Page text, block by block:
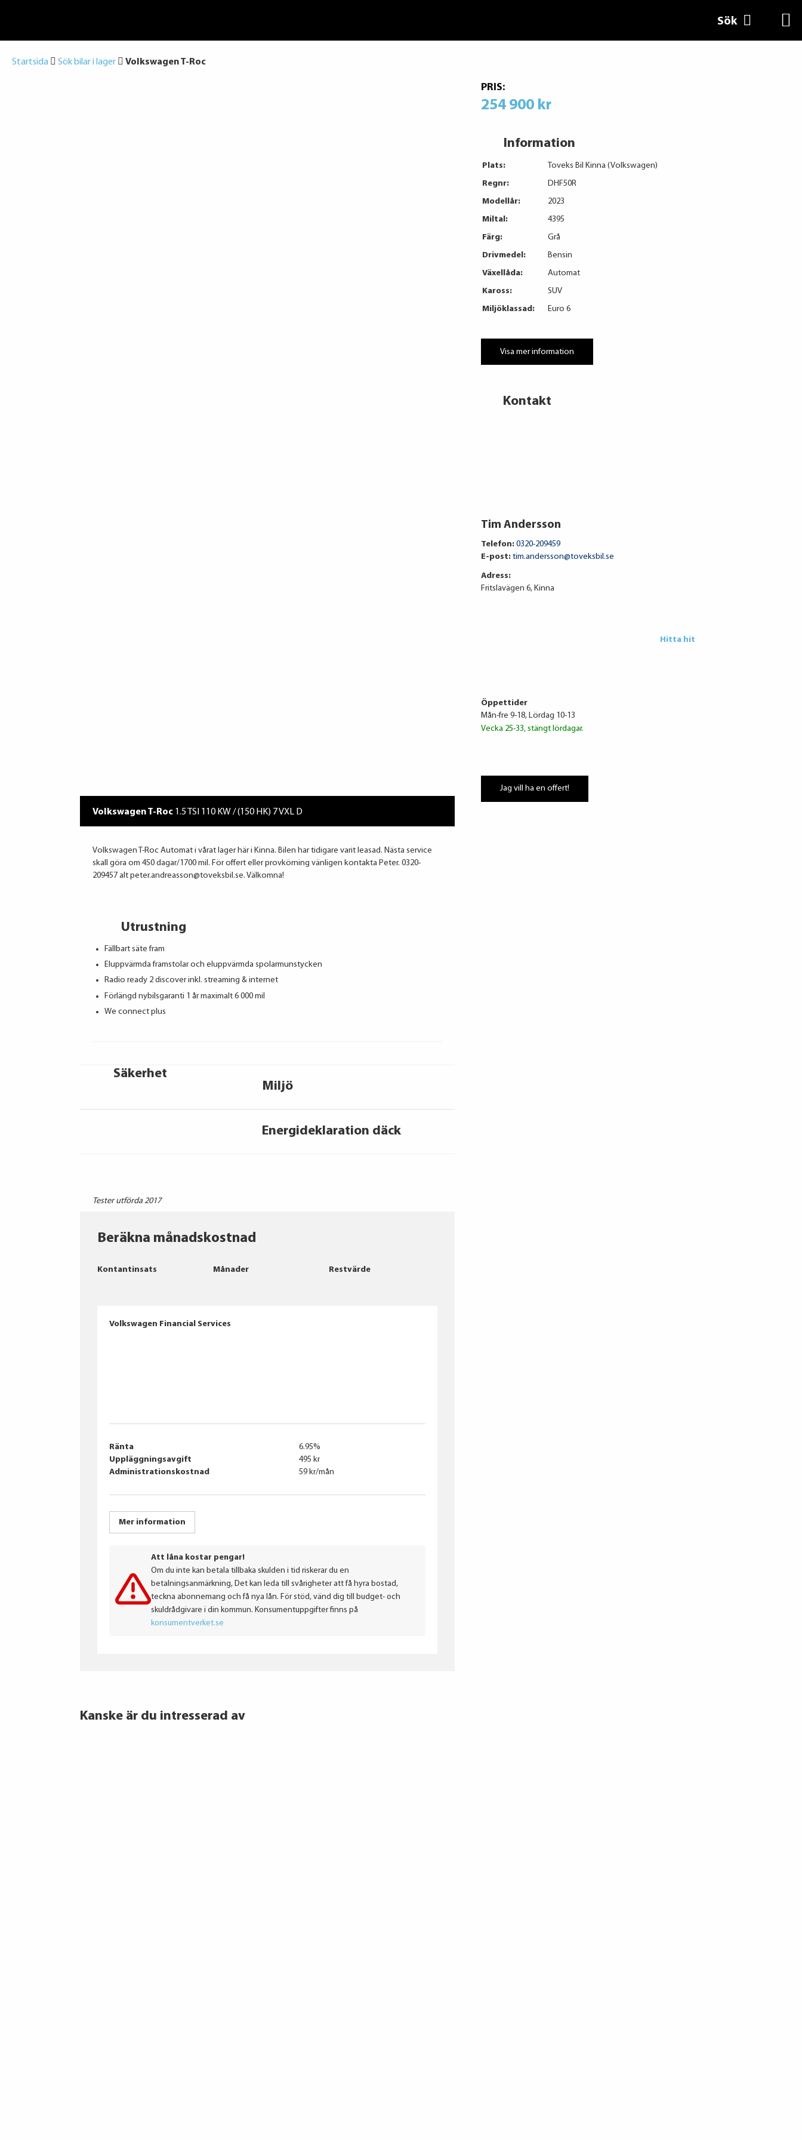
Sök
Startsida Sök bilar i lager Volkswagen T-Roc
Volkswagen T-Roc 1.5 TSI 110 KW / (150 HK) 7 VXL D
Volkswagen T-Roc Automat i vårat lager här i Kinna. Bilen har tidigare varit leasad. Nästa service
skall göra om 450 dagar/1700 mil. För offert eller provkörning vänligen kontakta Peter. 0320-
209457 alt peter.andreasson@toveksbil.se. Välkomna!
Utrustning
Fällbart säte fram
Eluppvärmda framstolar och eluppvärmda spolarmunstycken
Radio ready 2 discover inkl. streaming & internet
Förlängd nybilsgaranti 1 år maximalt 6 000 mil
We connect plus
Säkerhet
Tester utförda 2017
Miljö
Energideklaration däck
Beräkna månadskostnad
Kontantinsats Månader Restvärde
Volkswagen Financial Services
Ränta
6.95%
Uppläggningsavgift
495 kr
Administrationskostnad
59 kr/mån
Mer information
Att låna kostar pengar!
Om du inte kan betala tillbaka skulden i tid riskerar du en
betalningsanmärkning, Det kan leda till svårigheter att få hyra bostad,
teckna abonnemang och få nya lån. För stöd, vänd dig till budget- och
skuldrådgivare i din kommun. Konsumentuppgifter finns på
konsumentverket.se
PRIS:
254 900 kr
Information
Plats:
Toveks Bil Kinna (Volkswagen)
Regnr:
DHF50R
Modellår:
2023
Miltal:
4395
Färg:
Grå
Drivmedel:
Bensin
Växellåda:
Automat
Kaross:
SUV
Miljöklassad:
Euro 6
Visa mer information
Kontakt
Tim Andersson
Telefon: 0320-209459
E-post: tim.andersson@toveksbil.se
Adress:
Fritslavägen 6, Kinna
Hitta hit
Öppettider
Mån-fre 9-18, Lördag 10-13
Vecka 25-33, stängt lördagar.
Jag vill ha en offert!
Kanske är du intresserad av